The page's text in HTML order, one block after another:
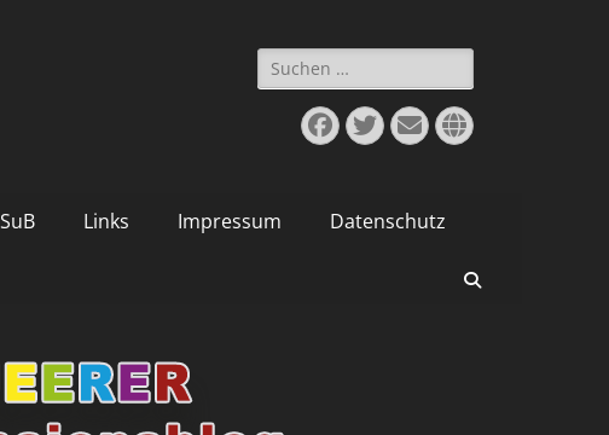
Suchen
nach:
Facebook
Twitter
E-
Mail
Website
SuB Links Impressum Datenschutz